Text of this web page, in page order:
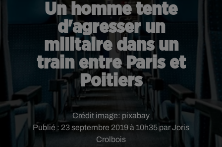
Un homme tente
d'agresser un
militaire dans un
train entre Paris et
Poitiers
Publié : 23 septembre 2019 à 10h35 par Joris
Crolbois
Crédit image: pixabay